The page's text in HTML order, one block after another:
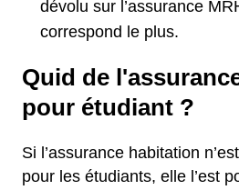
dévolu sur l’assurance
correspond le plus.
Quid de
pour étudiant ?
Si l’assurance habitation
pour les étudiants, elle l’est